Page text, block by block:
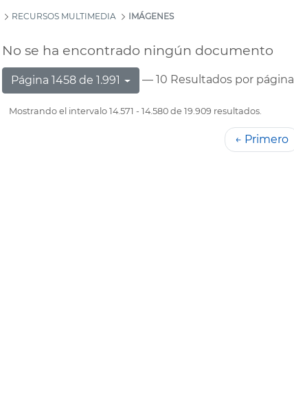
RECURSOS MULTIMEDIA IMÁGENES
No se ha encontrado ningún documento
Página 1458 de 1.991 — 10 Resultados por página
Mostrando el intervalo 14.571 - 14.580 de 19.909 resultados.
← Primero